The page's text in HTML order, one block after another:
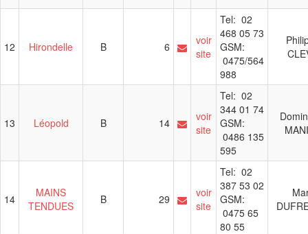
12 Hirondelle B 6
voir
site
Tel: 02
468 05 73
GSM:
0475/564
988
13 Léopold B 14
voir
site
Tel: 02
344 01 74
GSM:
0486 135
595
14
MAINS
TENDUES
B 29
voir
site
Tel: 02
387 53 02
GSM:
0475 65
80 55